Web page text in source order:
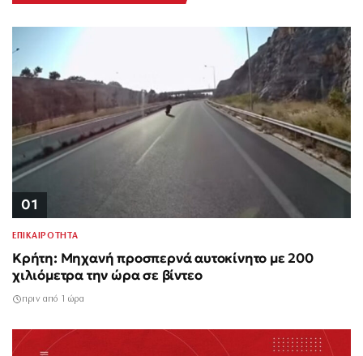
01
ΕΠΙΚΑΙΡΟΤΗΤΑ
Κρήτη: Μηχανή προσπερνά αυτοκίνητο με 200
χιλιόμετρα την ώρα σε βίντεο
πριν από 1 ώρα